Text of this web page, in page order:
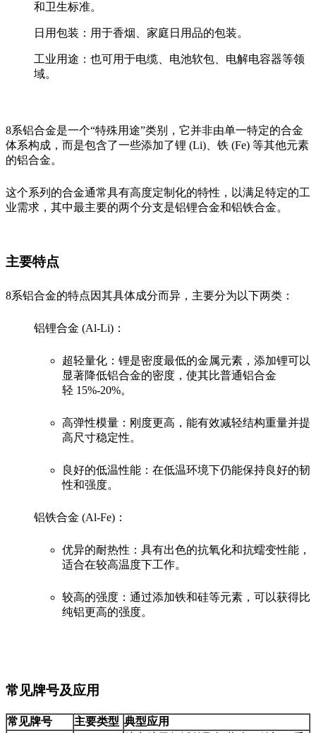
和卫生标准‌。
‌日用包装‌：用于香烟、家庭日用品的包装‌。
‌工业用途‌：也可用于电缆、电池软包、电解电容器等领
域‌。
8系铝合金是一个“特殊用途”类别，它并非由单一特定的合金
体系构成，而是包含了一些添加了锂 (Li)、铁 (Fe) 等其他元素
的铝合金。
这个系列的合金通常具有高度定制化的特性，以满足特定的工
业需求，其中最主要的两个分支是铝锂合金和铝铁合金。
主要特点
8系铝合金的特点因其具体成分而异，主要分为以下两类：
铝锂合金 (Al-Li)：
超轻量化：锂是密度最低的金属元素，添加锂可以
显著降低铝合金的密度，使其比普通铝合金
轻 15%-20%。
高弹性模量：刚度更高，能有效减轻结构重量并提
高尺寸稳定性。
良好的低温性能：在低温环境下仍能保持良好的韧
性和强度。
铝铁合金 (Al-Fe)：
优异的耐热性：具有出色的抗氧化和抗蠕变性能，
适合在较高温度下工作。
较高的强度：通过添加铁和硅等元素，可以获得比
纯铝更高的强度。
常见牌号及应用
常见牌号 主要类型 典型应用